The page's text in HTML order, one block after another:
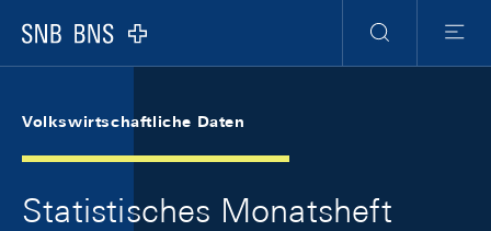
Logo
Suche
Menu
Volkswirtschaftliche Daten
Statistisches Monatsheft